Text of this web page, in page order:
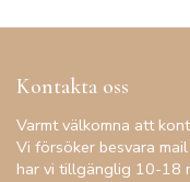
Kontakta oss
Varmt välkomna att
Vi försöker besvara
har vi tillgänglig 10-18